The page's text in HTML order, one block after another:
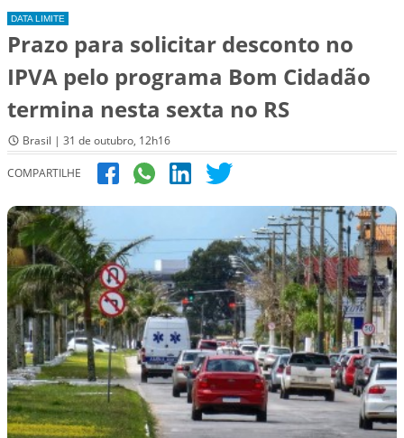
DATA LIMITE
Prazo para solicitar desconto no
IPVA pelo programa Bom Cidadão
termina nesta sexta no RS
Brasil | 31 de outubro, 12h16
COMPARTILHE